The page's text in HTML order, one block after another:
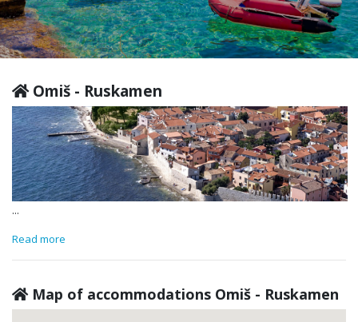
Omiš - Ruskamen
...
Read more
Map of accommodations Omiš - Ruskamen